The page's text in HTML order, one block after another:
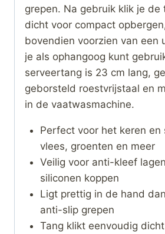
grepen. Na gebruik klik je de
dicht voor compact
bovendien voorzien van een
je als ophangoog kunt
serveertang is 23 cm lang,
geborsteld roestvrijstaal en
in de vaatwasmachine.
Perfect voor het keren en
vlees, groenten en meer
Veilig voor anti-kleef
siliconen koppen
Ligt prettig in de hand
anti-slip grepen
Tang klikt eenvoudig